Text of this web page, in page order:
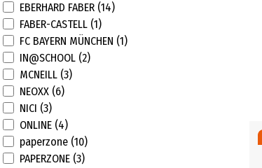
EBERHARD FABER (14)
FABER-CASTELL (1)
FC BAYERN MÜNCHEN (1)
IN@SCHOOL (2)
MCNEILL (3)
NEOXX (6)
NICI (3)
ONLINE (4)
paperzone (10)
PAPERZONE (3)